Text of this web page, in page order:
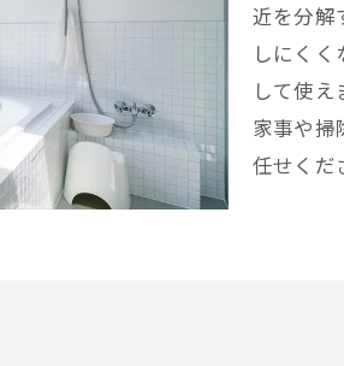
近を分解
しにく
して使
家事や掃
任せくだ